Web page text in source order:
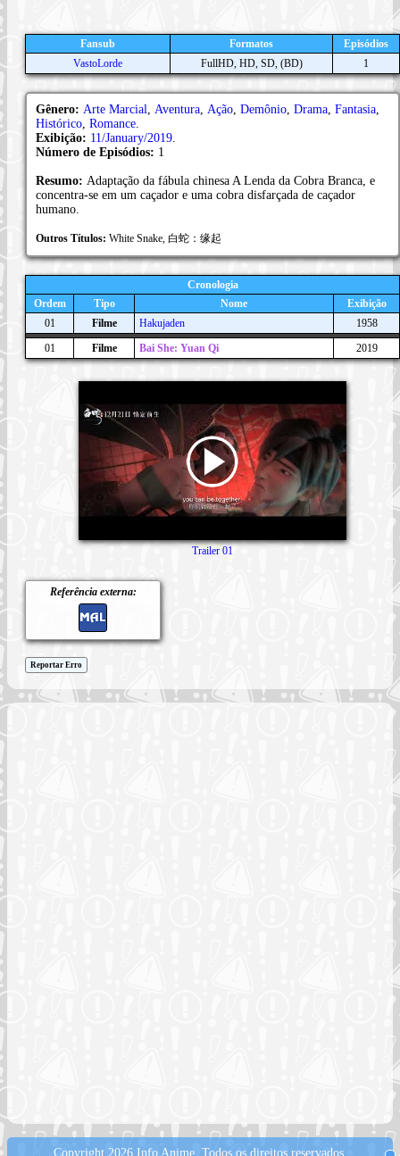
Fansub Formatos
Episódios
VastoLorde
FullHD, HD, SD, (BD) 1
Gênero: Arte Marcial Aventura Ação Demônio Drama Fantasia
Histórico Romance
Exibição: 11/January/2019
Número de Episódios: 1
Resumo: Adaptação da fábula chinesa A Lenda da Cobra Branca, e
concentra-se em um caçador e uma cobra disfarçada de caçador
humano.
Outros Títulos: White Snake, 白蛇：缘起
Cronologia
Ordem
Tipo Nome
Exibição
01
Filme Hakujaden
1958
01
Filme Bai She: Yuan Qi 2019
Referência externa:
Trailer 01
Reportar Erro
Copyright 2026 Info Anime. Todos os direitos reservados.